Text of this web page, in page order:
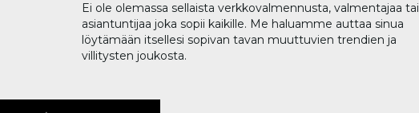
Ei ole olemassa sellaista verkkovalmennusta, valmentajaa tai
asiantuntijaa joka sopii kaikille. Me haluamme auttaa sinua
löytämään itsellesi sopivan tavan muuttuvien trendien ja
villitysten joukosta.